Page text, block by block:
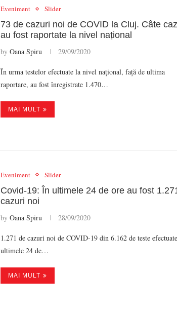
Eveniment Slider
73 de cazuri noi de COVID la Cluj. Câte
au fost raportate la nivel național
by Oana Spiru 29/09/2020
În urma testelor efectuate la nivel național, față de ultima
raportare, au fost înregistrate 1.470…
MAI MULT
Eveniment Slider
Covid-19: În ultimele 24 de ore au fost
cazuri noi
by Oana Spiru 28/09/2020
1.271 de cazuri noi de COVID-19 din 6.162 de teste
ultimele 24 de…
MAI MULT